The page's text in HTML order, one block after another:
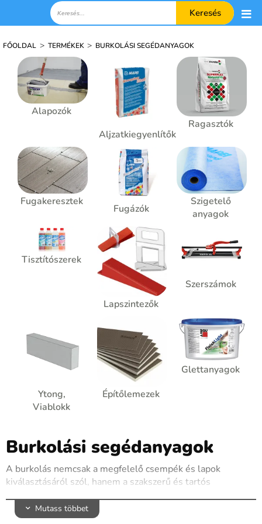
Keresés
FŐOLDAL > TERMÉKEK > BURKOLÁSI SEGÉDANYAGOK
Alapozók
Aljzatkiegyenlítők
Ragasztók
Fugakeresztek
Fugázók
Szigetelő
anyagok
Tisztítószerek
Lapszintezők
Szerszámok
Ytong,
Viablokk
Építőlemezek
Glettanyagok
Burkolási segédanyagok
A burkolás nemcsak a megfelelő csempék és lapok
kiválasztásáról szól, hanem a szakszerű és tartós
Webshopunkban mindent megtalálsz, amire szükséged
lehet, hogy a burkolás eredménye ne csak esztétikus,
Mutass többet